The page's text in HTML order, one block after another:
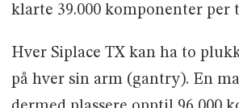
klarte 39.000 komponenter per
Hver Siplace TX kan ha to
på hver sin arm (gantry). En